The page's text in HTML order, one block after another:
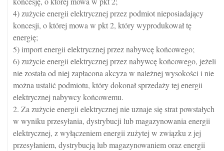
4) zużycie energii elektrycznej przez podmiot nieposiadający
koncesji, o której mowa w pkt 2, który wyprodukował tę
energię;
5) import energii elektrycznej przez nabywcę końcowego;
6) zużycie energii elektrycznej przez nabywcę końcowego, jeżeli
nie została od niej zapłacona akcyza w należnej wysokości i nie
można ustalić podmiotu, który dokonał sprzedaży tej energii
elektrycznej nabywcy końcowemu.
2. Za zużycie energii elektrycznej nie uznaje się strat powstałych
w wyniku przesyłania, dystrybucji lub magazynowania energii
elektrycznej, z wyłączeniem energii zużytej w związku z jej
przesyłaniem, dystrybucją lub magazynowaniem oraz energii